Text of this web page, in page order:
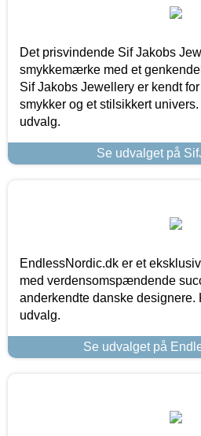
Det prisvindende Sif Jakobs
smykkemærke med et
Sif Jakobs Jewellery er kendt
smykker og et stilsikkert
udvalg.
Se udvalget på
EndlessNordic.dk er et
med verdensomspændende
anderkendte danske designere.
udvalg.
Se udvalget på